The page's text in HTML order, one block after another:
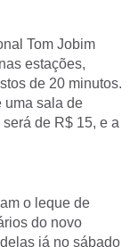
Tom Jobim
estações,
de 20 minutos.
uma sala de
de R$ 15, e a
o leque de
do novo
já no sábado